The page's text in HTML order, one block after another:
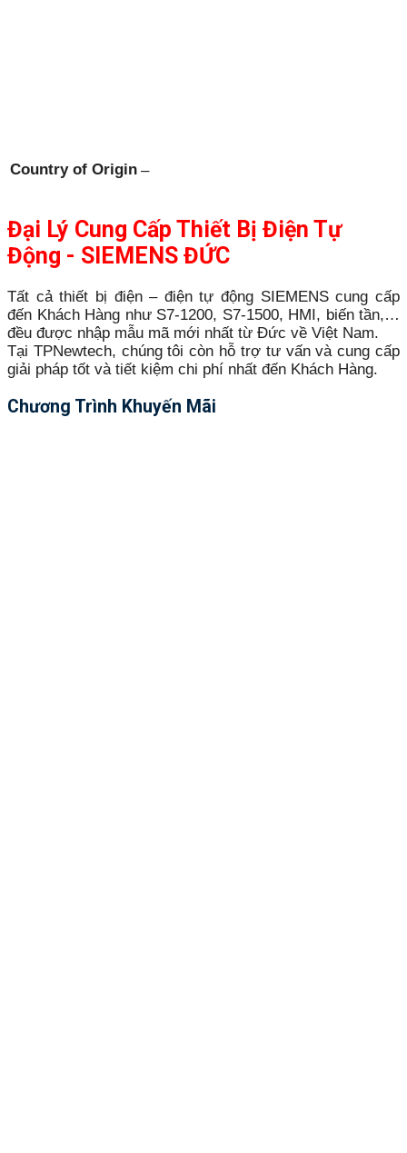
Country of Origin –
Đại Lý Cung Cấp Thiết Bị Điện Tự
Động - SIEMENS ĐỨC
Tất cả thiết bị điện – điện tự động SIEMENS cung cấp
đến Khách Hàng như S7-1200, S7-1500, HMI, biến tần,…
đều được nhập mẫu mã mới nhất từ Đức về Việt Nam.
Tại TPNewtech, chúng tôi còn hỗ trợ tư vấn và cung cấp
giải pháp tốt và tiết kiệm chi phí nhất đến Khách Hàng.
Chương Trình Khuyến Mãi